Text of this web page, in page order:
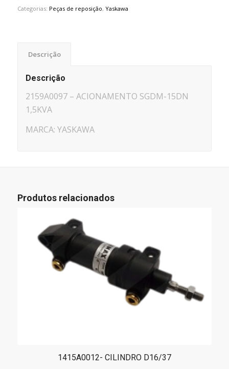
Categorias: Peças de reposição, Yaskawa
Descrição
Descrição
2159A0097 – ACIONAMENTO SGDM-15DN
1,5KVA
MARCA: YASKAWA
Produtos relacionados
1415A0012- CILINDRO D16/37